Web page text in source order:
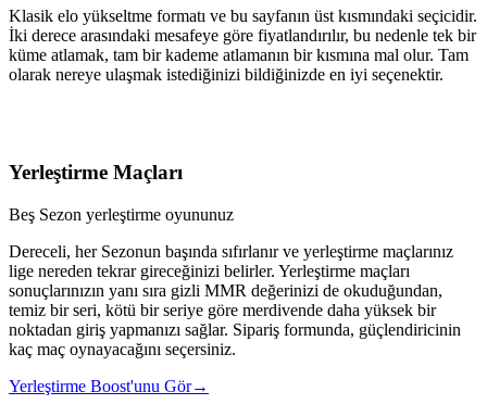
Klasik elo yükseltme formatı ve bu sayfanın üst kısmındaki seçicidir.
İki derece arasındaki mesafeye göre fiyatlandırılır, bu nedenle tek bir
küme atlamak, tam bir kademe atlamanın bir kısmına mal olur. Tam
olarak nereye ulaşmak istediğinizi bildiğinizde en iyi seçenektir.
Yerleştirme Maçları
Beş Sezon yerleştirme oyununuz
Dereceli, her Sezonun başında sıfırlanır ve yerleştirme maçlarınız
lige nereden tekrar gireceğinizi belirler. Yerleştirme maçları
sonuçlarınızın yanı sıra gizli MMR değerinizi de okuduğundan,
temiz bir seri, kötü bir seriye göre merdivende daha yüksek bir
noktadan giriş yapmanızı sağlar. Sipariş formunda, güçlendiricinin
kaç maç oynayacağını seçersiniz.
Yerleştirme Boost'unu Gör→